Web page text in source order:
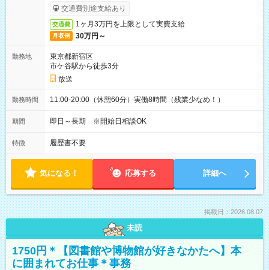
取りサービス利用可（利用条件有）
交通費別途支給あり
交通費 1ヶ月3万円を上限として実費支給
月収例 30万円～
勤務地
東京都新宿区
市ケ谷駅から徒歩3分
放送
勤務時間 11:00-20:00（休憩60分）実働8時間（残業少なめ！）
期間 即日～長期 ※開始日相談OK
特徴 履歴書不要
気になる！ 応募する 詳細へ
掲載日：2026.08.07
未読
1750円＊【図書館や博物館が好きなかたへ】本
に囲まれてお仕事＊事務